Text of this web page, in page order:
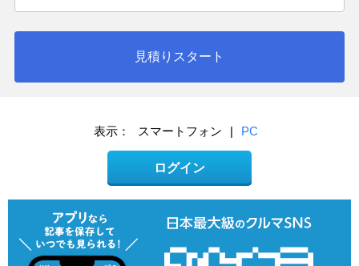
見積りスタート
表示： スマートフォン | PC
ログイン